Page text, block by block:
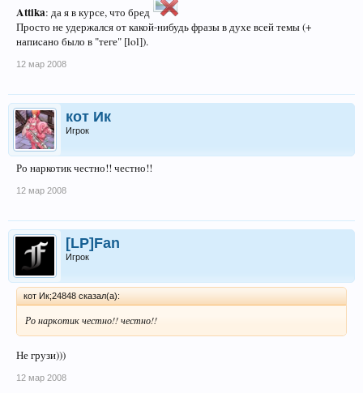
Attika: да я в курсе, что бред
Просто не удержался от какой-нибудь фразы в духе всей темы (+
напиcано было в "теге" [lol]).
12 мар 2008
кот Ик
Игрок
Ро наркотик честно!! честно!!
12 мар 2008
[LP]Fan
Игрок
кот Ик;24848 сказал(а):
Ро наркотик честно!! честно!!
Не грузи)))
12 мар 2008